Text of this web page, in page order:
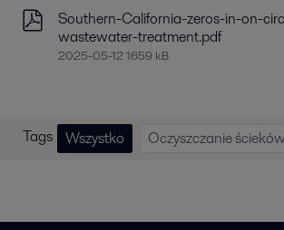
Southern-California-zeros-in-on-
wastewater-treatment.pdf
2025-05-12 1659 kB
Tags Wszystko Oczyszczanie